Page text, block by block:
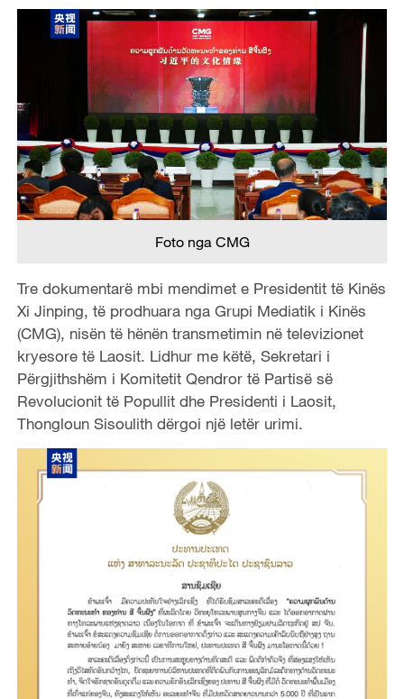
Foto nga CMG
Tre dokumentarë mbi mendimet e Presidentit të Kinës
Xi Jinping, të prodhuara nga Grupi Mediatik i Kinës
(CMG), nisën të hënën transmetimin në televizionet
kryesore të Laosit. Lidhur me këtë, Sekretari i
Përgjithshëm i Komitetit Qendror të Partisë së
Revolucionit të Popullit dhe Presidenti i Laosit,
Thongloun Sisoulith dërgoi një letër urimi.